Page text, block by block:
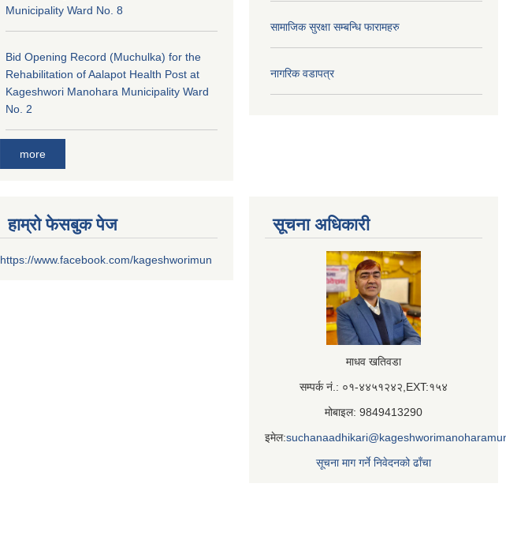
Municipality Ward No. 8
Bid Opening Record (Muchulka) for the
Rehabilitation of Aalapot Health Post at
Kageshwori Manohara Municipality Ward
No. 2
more
सामाजिक सुरक्षा सम्बन्धि फारामहरु
नागरिक वडापत्र
हाम्रो फेसबुक पेज
https://www.facebook.com/kageshworimun
सूचना अधिकारी
माधव खतिवडा
सम्पर्क नं.: ०१-४४५१२४२,EXT:१५४
मोबाइल: 9849413290
इमेल:
सूचना माग गर्ने निवेदनको ढाँचा